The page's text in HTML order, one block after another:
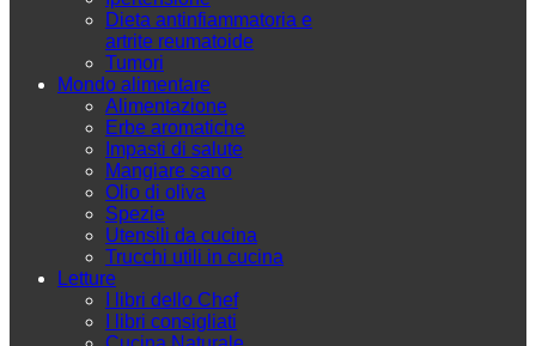
Dieta antinfiammatoria e
artrite reumatoide
Tumori
Mondo alimentare
Alimentazione
Erbe aromatiche
Impasti di salute
Mangiare sano
Olio di oliva
Spezie
Utensili da cucina
Trucchi utili in cucina
Letture
I libri dello Chef
I libri consigliati